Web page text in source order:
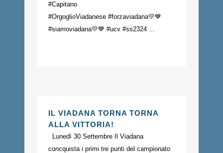
#Capitano
#OrgoglioViadanese #forzaviadana💛💙
#siamoviadana💛💙 #ucv #ss2324 ...
IL VIADANA TORNA TORNA
ALLA VITTORIA!
Lunedì 30 Settembre Il Viadana
concquista i primi tre punti del campionato